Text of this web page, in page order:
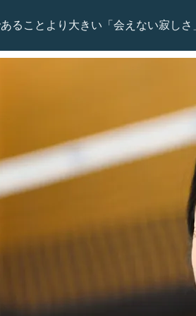
ることより大きい「会えない寂しさ